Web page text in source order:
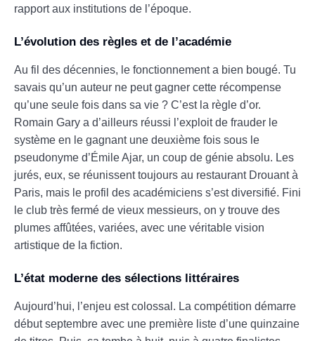
rapport aux institutions de l’époque.
L’évolution des règles et de l’académie
Au fil des décennies, le fonctionnement a bien bougé. Tu
savais qu’un auteur ne peut gagner cette récompense
qu’une seule fois dans sa vie ? C’est la règle d’or.
Romain Gary a d’ailleurs réussi l’exploit de frauder le
système en le gagnant une deuxième fois sous le
pseudonyme d’Émile Ajar, un coup de génie absolu. Les
jurés, eux, se réunissent toujours au restaurant Drouant à
Paris, mais le profil des académiciens s’est diversifié. Fini
le club très fermé de vieux messieurs, on y trouve des
plumes affûtées, variées, avec une véritable vision
artistique de la fiction.
L’état moderne des sélections littéraires
Aujourd’hui, l’enjeu est colossal. La compétition démarre
début septembre avec une première liste d’une quinzaine